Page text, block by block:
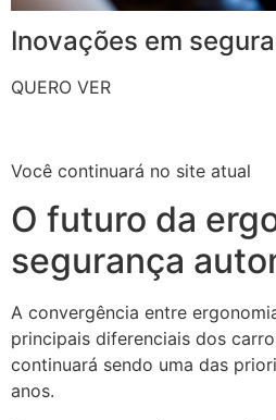
Inovações em
QUERO VER
Você continuará no site atual
O futuro da
segurança
A convergência entre
principais diferenciais dos
continuará sendo uma das
anos.